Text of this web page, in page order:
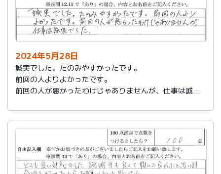
2024年5月28日
誠実でした。たのみやすかったです。
前回の人よりよかったです。
前回の人が悪かったわけじゃありませんが、仕事は誠実